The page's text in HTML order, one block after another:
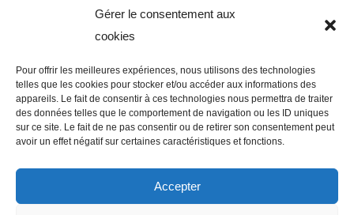
Gérer le consentement aux
cookies
Pour offrir les meilleures expériences, nous utilisons des technologies
telles que les cookies pour stocker et/ou accéder aux informations des
appareils. Le fait de consentir à ces technologies nous permettra de traiter
des données telles que le comportement de navigation ou les ID uniques
sur ce site. Le fait de ne pas consentir ou de retirer son consentement peut
avoir un effet négatif sur certaines caractéristiques et fonctions.
Accepter
septembre 2021
juin 2021
mai 2021
juillet 2020
mai 2019